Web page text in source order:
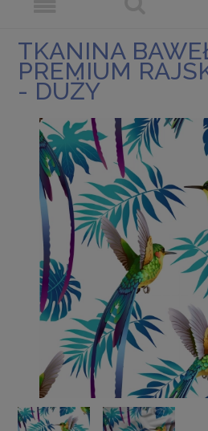
TKANINA
PREMIUM
- DUŻY